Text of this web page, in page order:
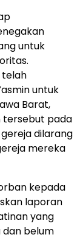
untuk
telah
untuk
Barat,
tersebut pada
dilarang
mereka
kepada
laporan
yang
dan belum